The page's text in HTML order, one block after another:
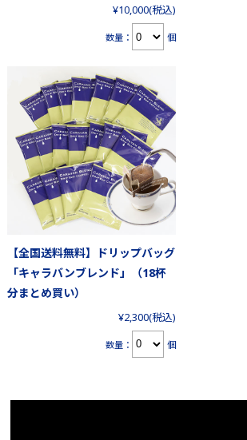
¥10,000(税込)
数量： 個
【全国送料無料】ドリップバッグ
「キャラバンブレンド」（18杯
分まとめ買い）
¥2,300(税込)
数量： 個